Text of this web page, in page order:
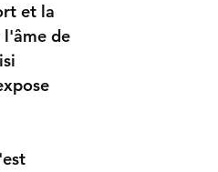
et la
l'âme de